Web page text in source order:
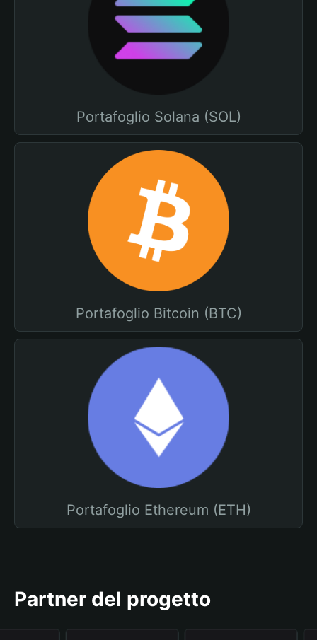
Portafoglio Solana (SOL)
Portafoglio Bitcoin (BTC)
Portafoglio Ethereum (ETH)
Partner del progetto